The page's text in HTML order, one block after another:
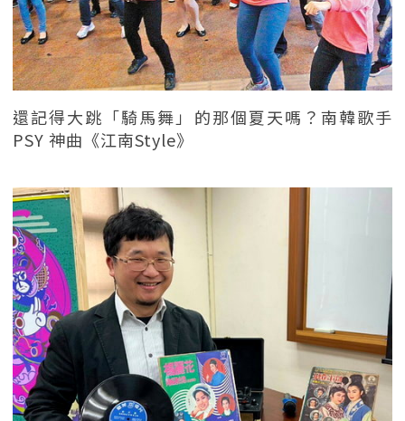
還記得大跳「騎馬舞」的那個夏天嗎？南韓歌手
PSY 神曲《江南Style》